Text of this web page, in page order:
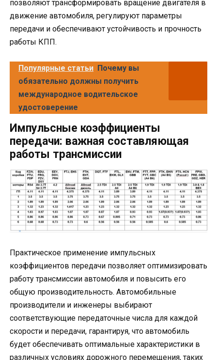
позволяют трансформировать вращение двигателя в
движение автомобиля, регулируют параметры
передачи и обеспечивают устойчивость и прочность
работы КПП.
Популярные статьи Почему вы
обязательно должны получить
международное водительское
удостоверение
Импульсные коэффициенты
передачи: важная составляющая
работы трансмиссии
Практическое применение импульсных
коэффициентов передачи позволяет оптимизировать
работу трансмиссии автомобиля и повысить его
общую производительность. Автомобильные
производители и инженеры выбирают
соответствующие передаточные числа для каждой
скорости и передачи, гарантируя, что автомобиль
будет обеспечивать оптимальные характеристики в
различных условиях дорожного перемещения, таких